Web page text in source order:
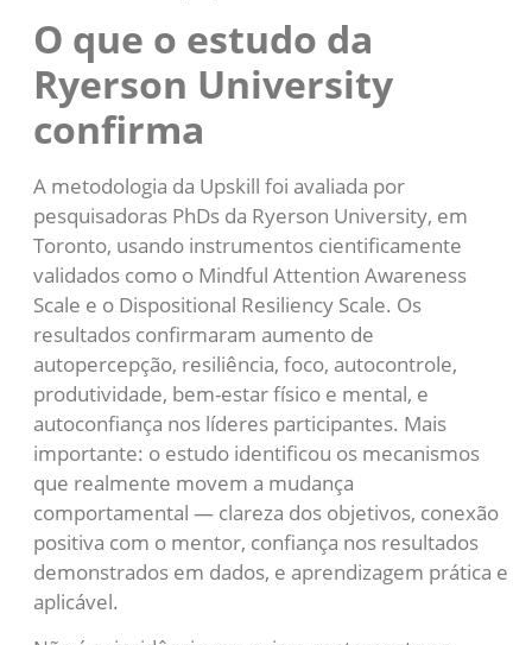
O que o estudo da
Ryerson University
confirma
A metodologia da Upskill foi avaliada por
pesquisadoras PhDs da Ryerson University, em
Toronto, usando instrumentos cientificamente
validados como o Mindful Attention Awareness
Scale e o Dispositional Resiliency Scale. Os
resultados confirmaram aumento de
autopercepção, resiliência, foco, autocontrole,
produtividade, bem-estar físico e mental, e
autoconfiança nos líderes participantes. Mais
importante: o estudo identificou os mecanismos
que realmente movem a mudança
comportamental — clareza dos objetivos, conexão
positiva com o mentor, confiança nos resultados
demonstrados em dados, e aprendizagem prática e
aplicável.